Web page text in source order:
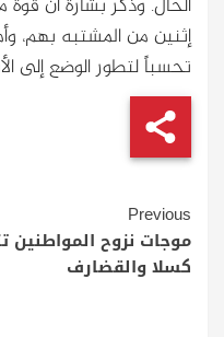
إثنين من المشتبه بهم،
تحسباً لتطور الوضع إلى
Continue
Reading
Previous
موجات نزوح المواطنين
كسلا والقضارف